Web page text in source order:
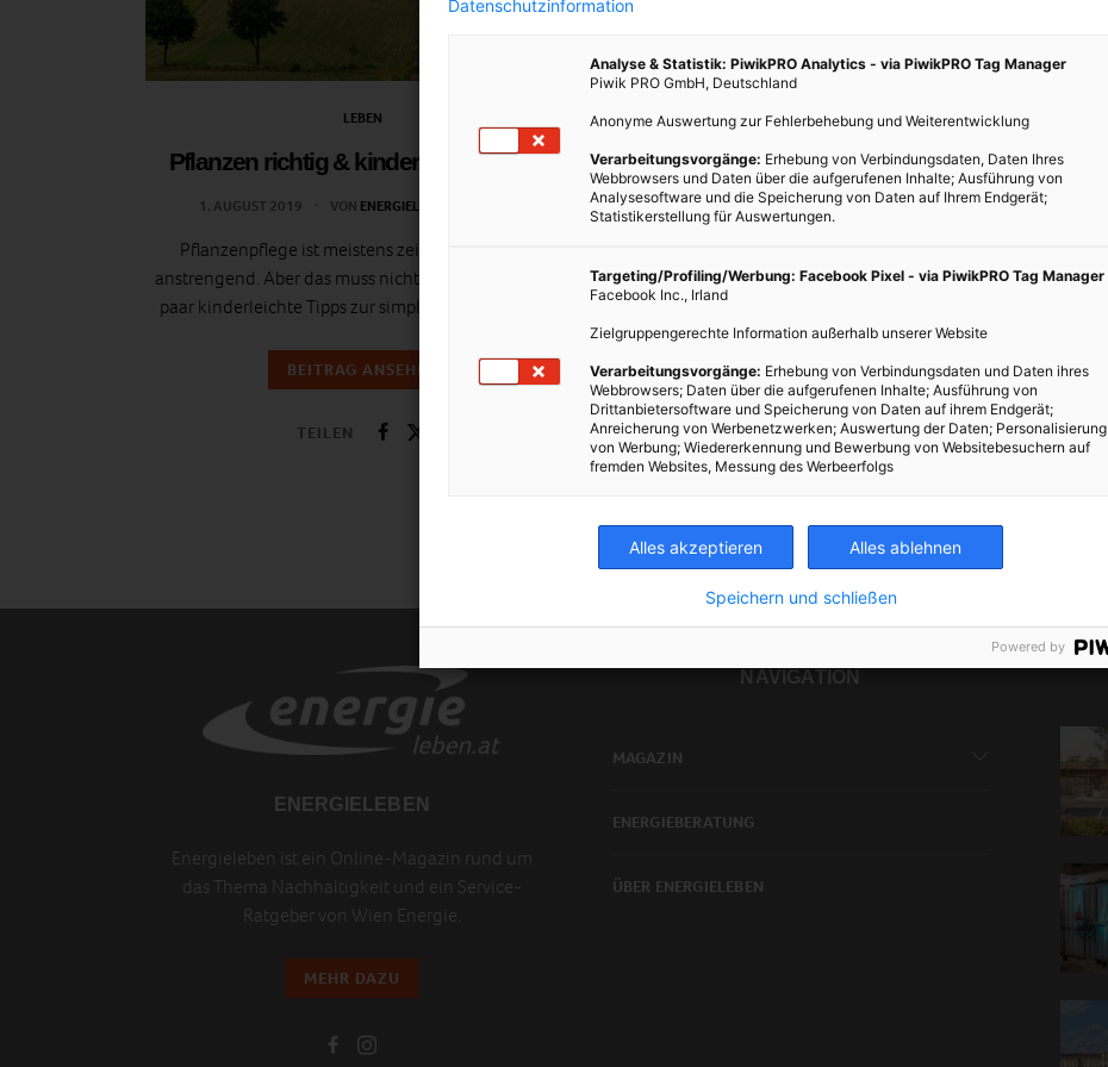
LEBEN
Pflanzen richtig & kinderleicht pflegen
1. AUGUST 2019 VON ENERGIELEBEN REDAKTION
Pflanzenpflege ist meistens zeitaufwendig und
anstrengend. Aber das muss nicht so bleiben! Hier ein
paar kinderleichte Tipps zur simplen Pflanzenpflege.
BEITRAG ANSEHEN
TEILEN
ENERGIELEBEN
Energieleben ist ein Online-Magazin rund um
das Thema Nachhaltigkeit und ein Service-
Ratgeber von Wien Energie.
MEHR DAZU
NAVIGATION
MAGAZIN
ENERGIEBERATUNG
ÜBER ENERGIELEBEN
Datenschutzinformation
Analyse & Statistik: PiwikPRO Analytics - via PiwikPRO Tag Manager
Piwik PRO GmbH, Deutschland
Anonyme Auswertung zur Fehlerbehebung und Weiterentwicklung
Verarbeitungsvorgänge: Erhebung von Verbindungsdaten, Daten Ihres
Webbrowsers und Daten über die aufgerufenen Inhalte; Ausführung von
Analysesoftware und die Speicherung von Daten auf Ihrem Endgerät;
Statistikerstellung für Auswertungen.
Targeting/Profiling/Werbung: Facebook Pixel - via PiwikPRO Tag Manager
Facebook Inc., Irland
Zielgruppengerechte Information außerhalb unserer Website
Verarbeitungsvorgänge: Erhebung von Verbindungsdaten und Daten ihres
Webbrowsers; Daten über die aufgerufenen Inhalte; Ausführung von
Drittanbietersoftware und Speicherung von Daten auf ihrem Endgerät;
Anreicherung von Werbenetzwerken; Auswertung der Daten; Personalisierung
von Werbung; Wiedererkennung und Bewerbung von Websitebesuchern auf
fremden Websites, Messung des Werbeerfolgs
Alles akzeptieren Alles ablehnen
Speichern und schließen
Powered by